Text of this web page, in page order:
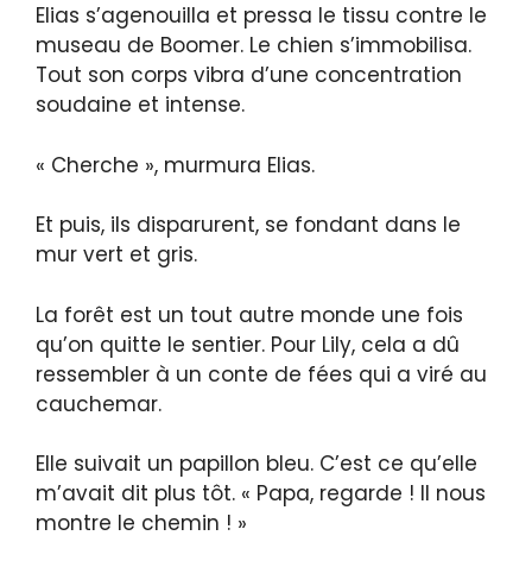
Elias s’agenouilla et pressa le tissu contre le
museau de Boomer. Le chien s’immobilisa.
Tout son corps vibra d’une concentration
soudaine et intense.
« Cherche », murmura Elias.
Et puis, ils disparurent, se fondant dans le
mur vert et gris.
La forêt est un tout autre monde une fois
qu’on quitte le sentier. Pour Lily, cela a dû
ressembler à un conte de fées qui a viré au
cauchemar.
Elle suivait un papillon bleu. C’est ce qu’elle
m’avait dit plus tôt. « Papa, regarde ! Il nous
montre le chemin ! »